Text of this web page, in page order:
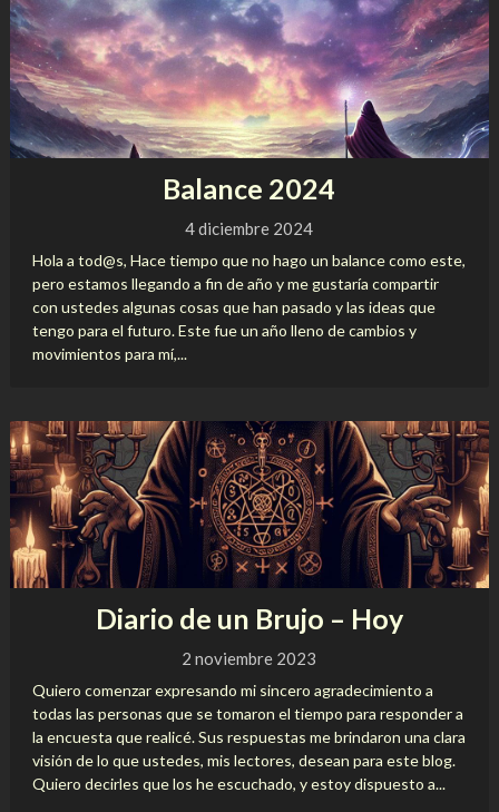
Balance 2024
4 diciembre 2024
Hola a tod@s, Hace tiempo que no hago un balance como este,
pero estamos llegando a fin de año y me gustaría compartir
con ustedes algunas cosas que han pasado y las ideas que
tengo para el futuro. Este fue un año lleno de cambios y
movimientos para mí,...
Diario de un Brujo – Hoy
2 noviembre 2023
Quiero comenzar expresando mi sincero agradecimiento a
todas las personas que se tomaron el tiempo para responder a
la encuesta que realicé. Sus respuestas me brindaron una clara
visión de lo que ustedes, mis lectores, desean para este blog.
Quiero decirles que los he escuchado, y estoy dispuesto a...